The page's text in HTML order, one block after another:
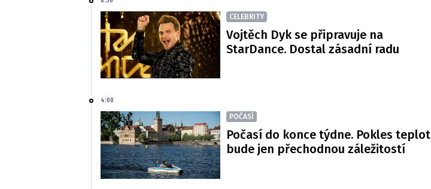
CELEBRITY
Vojtěch Dyk se připravuje na
StarDance. Dostal zásadní radu
4:00
POČASÍ
Počasí do konce týdne. Pokles teplot
bude jen přechodnou záležitostí